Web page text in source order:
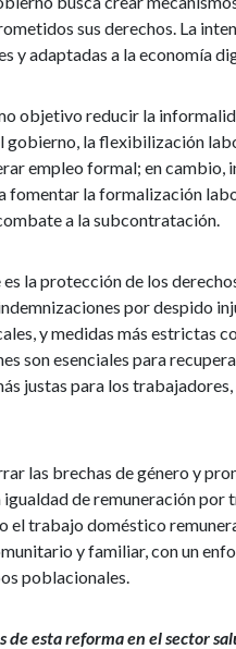
sus derechos. La
y adaptadas a la economía
objetivo reducir la
gobierno, la flexibilización
empleo formal; en
fomentar la formalización
a la subcontratación.
la protección de los
por despido
y medidas más estrictas
son esenciales para
justas para los
las brechas de género y
de remuneración
el trabajo doméstico
y familiar, con un
poblacionales.
de esta reforma en el sector